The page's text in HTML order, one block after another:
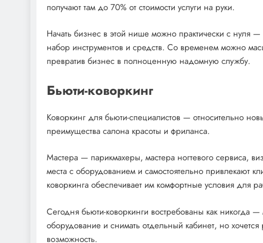
получают там до 70% от стоимости услуги на руки.
Начать бизнес в этой нише можно практически с нуля
набор инструментов и средств. Со временем можно
превратив бизнес в полноценную надомную службу.
Бьюти-коворкинг
Коворкинг для бьюти-специалистов — относительно
преимущества салона красоты и фриланса.
Мастера — парикмахеры, мастера ногтевого сервиса,
места с оборудованием и самостоятельно привлекают
коворкинга обеспечивает им комфортные условия для
Сегодня бьюти-коворкинги востребованы как никогда
оборудование и снимать отдельный кабинет, но
возможность.